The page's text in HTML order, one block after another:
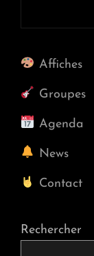
Post
Affiches
Groupes
Agenda
News
Contact
Rechercher